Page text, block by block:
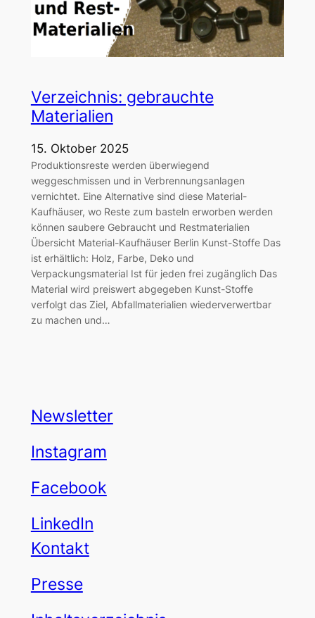
Verzeichnis: gebrauchte
Materialien
15. Oktober 2025
Produktionsreste werden überwiegend
weggeschmissen und in Verbrennungsanlagen
vernichtet. Eine Alternative sind diese Material-
Kaufhäuser, wo Reste zum basteln erworben werden
können saubere Gebraucht und Restmaterialien
Übersicht Material-Kaufhäuser Berlin Kunst-Stoffe Das
ist erhältlich: Holz, Farbe, Deko und
Verpackungsmaterial Ist für jeden frei zugänglich Das
Material wird preiswert abgegeben Kunst-Stoffe
verfolgt das Ziel, Abfallmaterialien wiederverwertbar
zu machen und…
Newsletter
Instagram
Facebook
LinkedIn
Kontakt
Presse